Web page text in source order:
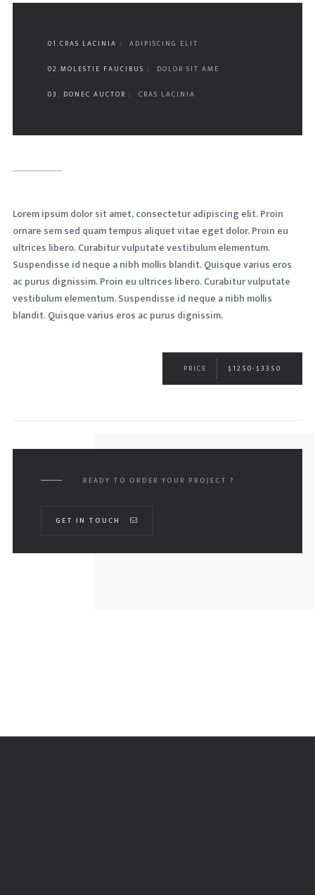
01.CRAS LACINIA : ADIPISCING ELIT
02.MOLESTIE FAUCIBUS : DOLOR SIT AME
03. DONEC AUCTOR : CRAS LACINIA
Lorem ipsum dolor sit amet, consectetur adipiscing elit. Proin
ornare sem sed quam tempus aliquet vitae eget dolor. Proin eu
ultrices libero. Curabitur vulputate vestibulum elementum.
Suspendisse id neque a nibh mollis blandit. Quisque varius eros
ac purus dignissim. Proin eu ultrices libero. Curabitur vulputate
vestibulum elementum. Suspendisse id neque a nibh mollis
blandit. Quisque varius eros ac purus dignissim.
PRICE $1250-$3350
READY TO ORDER YOUR PROJECT ?
GET IN TOUCH